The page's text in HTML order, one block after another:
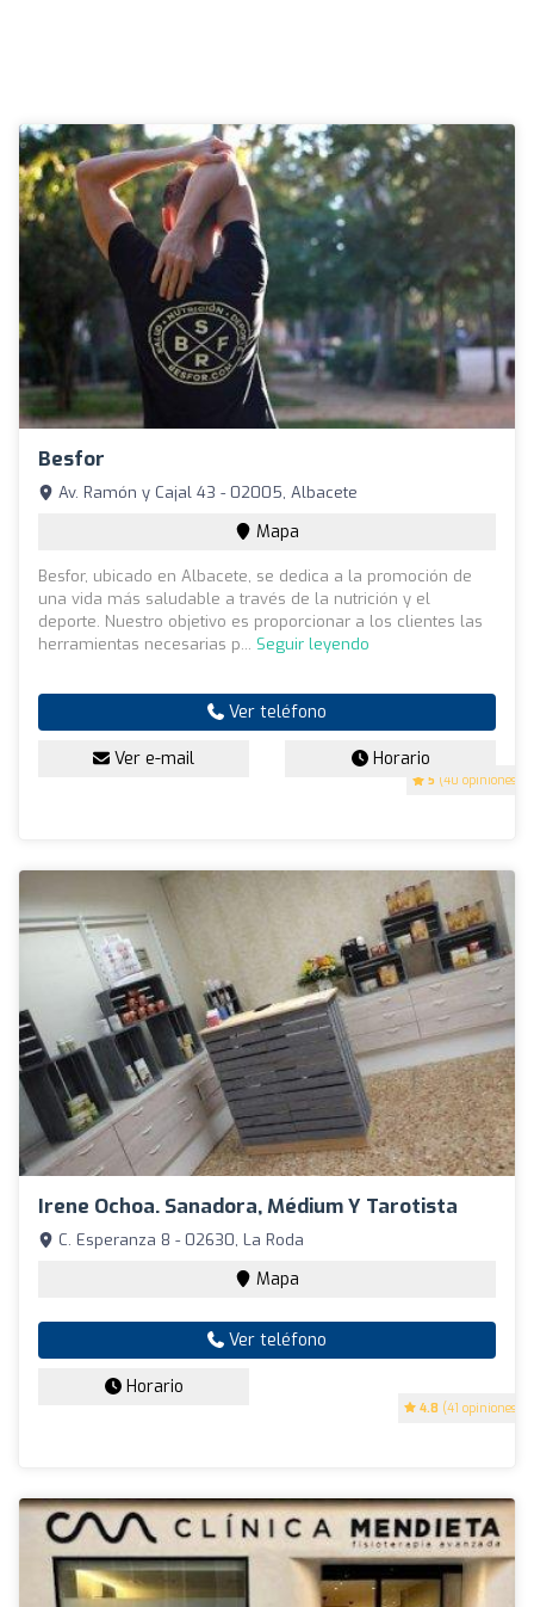
Besfor
5 (40 opiniones)
Av. Ramón y Cajal 43 - 02005, Albacete
Mapa
Besfor, ubicado en Albacete, se dedica a la promoción de
una vida más saludable a través de la nutrición y el
deporte. Nuestro objetivo es proporcionar a los clientes las
herramientas necesarias p... Seguir leyendo
Ver teléfono
Ver e-mail Horario
Irene Ochoa. Sanadora, Médium Y Tarotista
4.8 (41 opiniones)
C. Esperanza 8 - 02630, La Roda
Mapa
Ver teléfono
Horario